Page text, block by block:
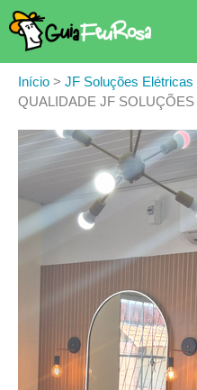
Início > JF Soluções Elétricas
QUALIDADE JF